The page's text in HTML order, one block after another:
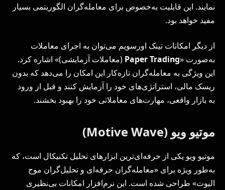
نمایند. این قابلیت به‌خصوص برای معامله‌گران الگوریتمی بسیار
مفید خواهد بود.
از دیگر امکانات تینک اورسویم می‌توان به اجرای معاملات
به‌صورت «Paper Trading (معاملات آزمایشی)» اشاره کرد.
این ویژگی به معامله‌گران تازه‌کار این امکان را می‌دهد که بدون
ریسک مالی، استراتژی‌های خود را آزمایش کنند و قبل از ورود
به بازار واقعی، مهارت‌های معاملاتی خود را بهبود بخشند.
موتیو ویو (Motive Wave)
موتیو ویو یکی از حرفه‌ای‌ترین ابزارهای تحلیل تکنیکال است، که
به‌طور ویژه برای «معامله‌گران حرفه‌ای و تحلیل‌گران موج
الیوت» طراحی شده است. این نرم‌افزار امکانات بی‌نظیری